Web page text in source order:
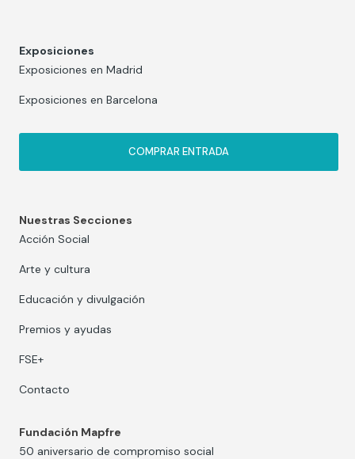
Exposiciones
Exposiciones en Madrid
Exposiciones en Barcelona
COMPRAR ENTRADA
Nuestras Secciones
Acción Social
Arte y cultura
Educación y divulgación
Premios y ayudas
FSE+
Contacto
Fundación Mapfre
50 aniversario de compromiso social